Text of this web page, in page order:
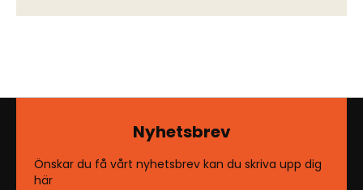
Nyhetsbrev
Önskar du få vårt nyhetsbrev kan du skriva upp dig
här